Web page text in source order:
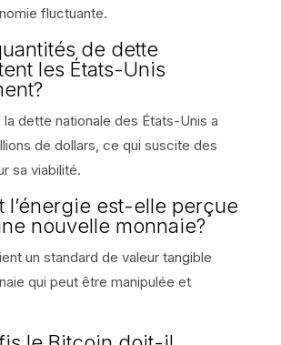
fluctuante.
de dette
les États-Unis
dette nationale des États-Unis a
de dollars, ce qui suscite des
sa viabilité.
l’énergie est-elle perçue
nouvelle monnaie?
un standard de valeur tangible
qui peut être manipulée et